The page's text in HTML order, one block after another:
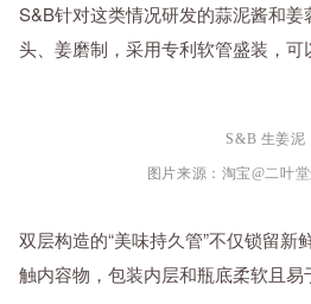
S&B针对这类情况研发的蒜泥酱和
头、姜磨制，采用专利软管盛装，可
S&B 生姜泥
图片来源：淘宝@二叶
双层构造的“美味持久管”不仅锁留新
触内容物，包装内层和瓶底柔软且易